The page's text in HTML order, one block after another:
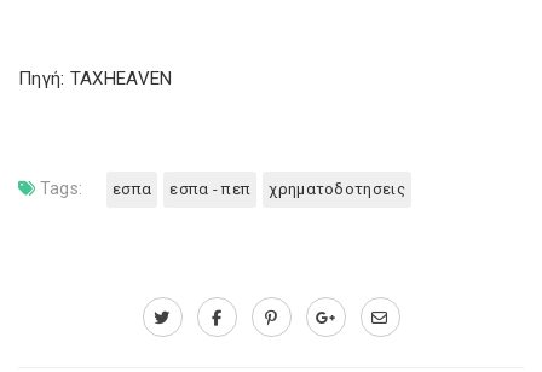
Πηγή: TAXHEAVEN
Tags: εσπα εσπα - πεπ χρηματοδοτησεις